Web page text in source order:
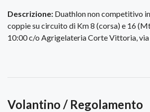
Descrizione: Duathlon non competitivo
coppie su circuito di Km 8 (corsa) e 16
10:00 c/o Agrigelateria Corte Vittoria,
Volantino / Regolamento